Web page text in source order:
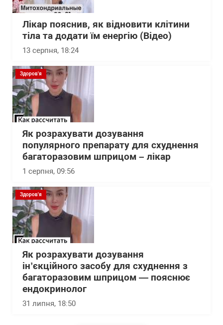
Лікар пояснив, як відновити клітини
тіла та додати їм енергію (Відео)
13 серпня, 18:24
Здоров'я
Як розрахувати дозування
популярного препарату для схуднення
багаторазовим шприцом – лікар
1 серпня, 09:56
Здоров'я
Як розрахувати дозування
інʼєкційного засобу для схуднення з
багаторазовим шприцом — пояснює
ендокринолог
31 липня, 18:50